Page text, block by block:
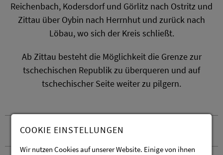
Reichenbach, Kodersdorf und Görlitz nach Ostritz und
Zittau über Oybin nach Herrnhut und zurück nach
Löbau, wo sich der Kreis schließt.
Ab Zittau besteht die Möglichkeit die Grenze zur
tschechischen Republik zu überqueren und auf
tschechischer Seite weiter zu pilgern.
Wegbeschreibung
COOKIE EINSTELLUNGEN
Wir nutzen Cookies auf unserer Website. Einige von ihnen